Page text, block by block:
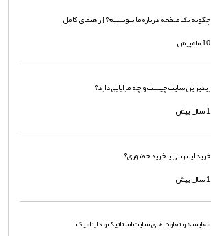
چگونه یک صفحه درباره ما بنویسیم؟ | راهنمای کامل
10 ماه پیش
ریدیزاین سایت چیست و چه مزایایی دارد؟
1 سال پیش
خرید اینترنتی یا خرید حضوری؟
1 سال پیش
مقایسه و تفاوت های سایت استاتیک و داینامیک